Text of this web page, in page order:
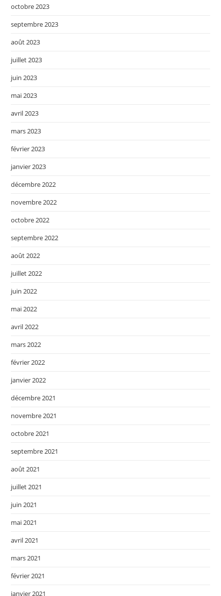
octobre 2023
septembre 2023
août 2023
juillet 2023
juin 2023
mai 2023
avril 2023
mars 2023
février 2023
janvier 2023
décembre 2022
novembre 2022
octobre 2022
septembre 2022
août 2022
juillet 2022
juin 2022
mai 2022
avril 2022
mars 2022
février 2022
janvier 2022
décembre 2021
novembre 2021
octobre 2021
septembre 2021
août 2021
juillet 2021
juin 2021
mai 2021
avril 2021
mars 2021
février 2021
janvier 2021